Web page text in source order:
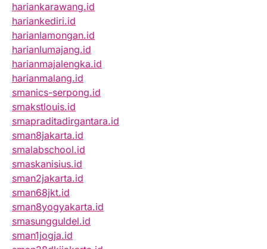
hariankarawang.id
hariankediri.id
harianlamongan.id
harianlumajang.id
harianmajalengka.id
harianmalang.id
smanics-serpong.id
smakstlouis.id
smapraditadirgantara.id
sman8jakarta.id
smalabschool.id
smaskanisius.id
sman2jakarta.id
sman68jkt.id
sman8yogyakarta.id
smasungguldel.id
sman1jogja.id